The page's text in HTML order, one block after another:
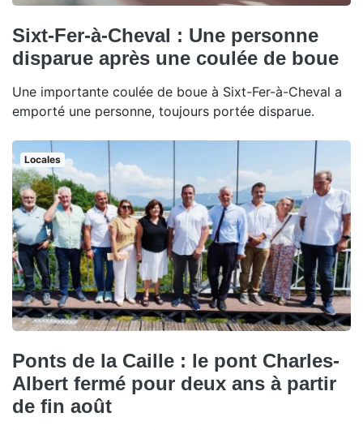
Sixt-Fer-à-Cheval : Une personne
disparue après une coulée de boue
Une importante coulée de boue à Sixt-Fer-à-Cheval a
emporté une personne, toujours portée disparue.
Locales
Ponts de la Caille : le pont Charles-
Albert fermé pour deux ans à partir
de fin août